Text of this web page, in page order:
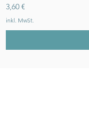
Preis
3,60 €
inkl. MwSt.